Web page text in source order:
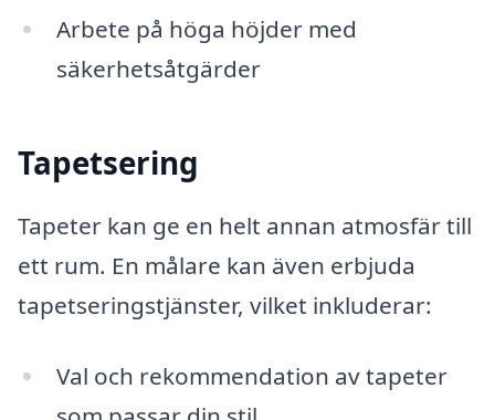
Arbete på höga höjder med
säkerhetsåtgärder
Tapetsering
Tapeter kan ge en helt annan atmosfär till
ett rum. En målare kan även erbjuda
tapetseringstjänster, vilket inkluderar:
Val och rekommendation av tapeter